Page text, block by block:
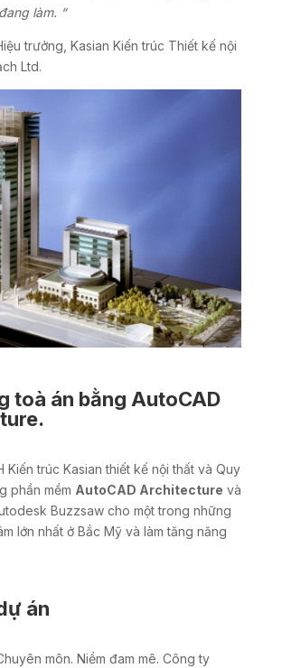
làm. “
trưởng, Kasian Kiến trúc Thiết kế nội
Ltd.
toà án bằng AutoCAD
Kiến trúc Kasian thiết kế nội thất và Quy
phần mềm AutoCAD Architecture và
Buzzsaw cho một trong những
lớn nhất ở Bắc Mỹ và làm tăng năng
án
môn. Niềm đam mê. Công ty